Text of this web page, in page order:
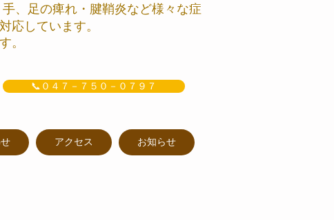
、足の痺れ・腱鞘炎など様々な症
応しています。
。
📞０４７－７５０－０７９７
アクセス お知らせ